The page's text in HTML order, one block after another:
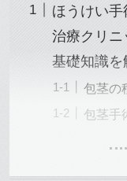
ほうけい
治療クリニ
基礎知識を
包茎の
包茎手